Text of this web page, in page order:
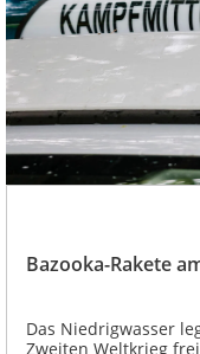
Bazooka-Rakete
Das Niedrigwasser
Zweiten Weltkrieg